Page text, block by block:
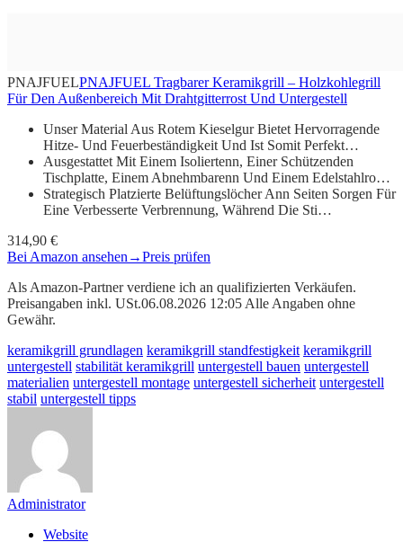
PNAJFUELPNAJFUEL Tragbarer Keramikgrill – Holzkohlegrill
Für Den Außenbereich Mit Drahtgitterrost Und Untergestell
Unser Material Aus Rotem Kieselgur Bietet Hervorragende
Hitze- Und Feuerbeständigkeit Und Ist Somit Perfekt…
Ausgestattet Mit Einem Isoliertenn, Einer Schützenden
Tischplatte, Einem Abnehmbarenn Und Einem Edelstahlro…
Strategisch Platzierte Belüftungslöcher Ann Seiten Sorgen Für
Eine Verbesserte Verbrennung, Während Die Sti…
314,90 €
Bei Amazon ansehen →Preis prüfen
Als Amazon-Partner verdiene ich an qualifizierten Verkäufen.
Preisangaben inkl. USt.06.08.2026 12:05 Alle Angaben ohne
Gewähr.
keramikgrill grundlagen keramikgrill standfestigkeit keramikgrill
untergestell stabilität keramikgrill untergestell bauen untergestell
materialien untergestell montage untergestell sicherheit untergestell
stabil untergestell tipps
Administrator
Website